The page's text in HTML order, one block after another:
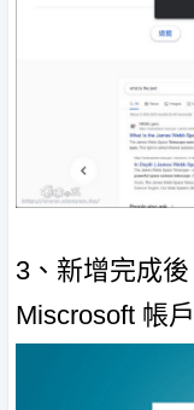
3、新增完成
Miscrosoft 帳戶